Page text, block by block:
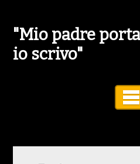
"Mio padre
io scrivo"